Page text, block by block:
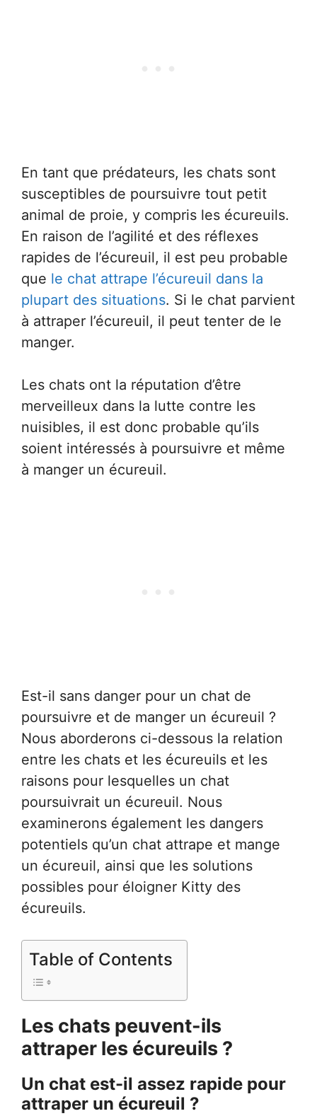
En tant que prédateurs, les chats sont
susceptibles de poursuivre tout petit
animal de proie, y compris les écureuils.
En raison de l’agilité et des réflexes
rapides de l’écureuil, il est peu probable
que le chat attrape l’écureuil dans la
plupart des situations. Si le chat parvient
à attraper l’écureuil, il peut tenter de le
manger.
Les chats ont la réputation d’être
merveilleux dans la lutte contre les
nuisibles, il est donc probable qu’ils
soient intéressés à poursuivre et même
à manger un écureuil.
Est-il sans danger pour un chat de
poursuivre et de manger un écureuil ?
Nous aborderons ci-dessous la relation
entre les chats et les écureuils et les
raisons pour lesquelles un chat
poursuivrait un écureuil. Nous
examinerons également les dangers
potentiels qu’un chat attrape et mange
un écureuil, ainsi que les solutions
possibles pour éloigner Kitty des
écureuils.
Table of Contents
Les chats peuvent-ils
attraper les écureuils ?
Un chat est-il assez rapide pour
attraper un écureuil ?